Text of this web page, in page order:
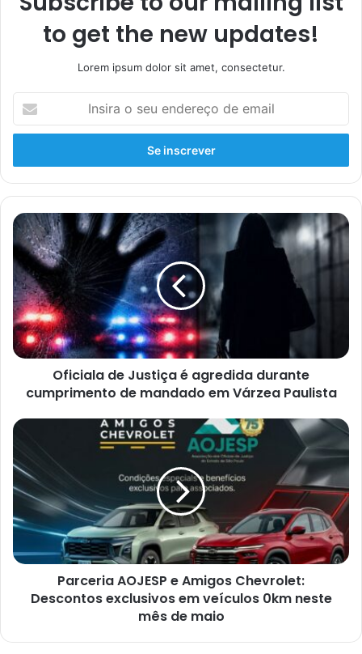
to get the new updates!
Lorem ipsum dolor sit amet, consectetur.
Oficiala de Justiça é agredida durante
cumprimento de mandado em Várzea Paulista
Parceria AOJESP e Amigos Chevrolet:
Descontos exclusivos em veículos 0km neste
mês de maio